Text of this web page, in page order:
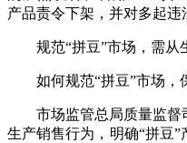
产品责令下架，并对多起违
规范“拼豆”市场，需从
如何规范“拼豆”市场，
市场监管总局质量监督
生产销售行为，明确“拼豆”